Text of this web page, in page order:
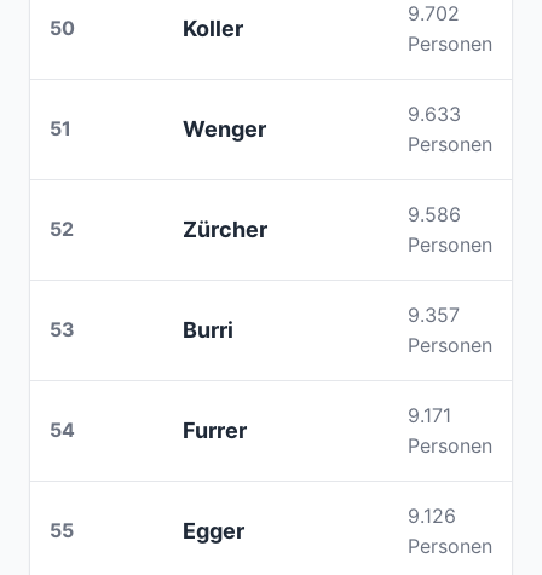
50 Koller
9.702
Personen
51 Wenger
9.633
Personen
52 Zürcher
9.586
Personen
53 Burri
9.357
Personen
54 Furrer
9.171
Personen
55 Egger
9.126
Personen